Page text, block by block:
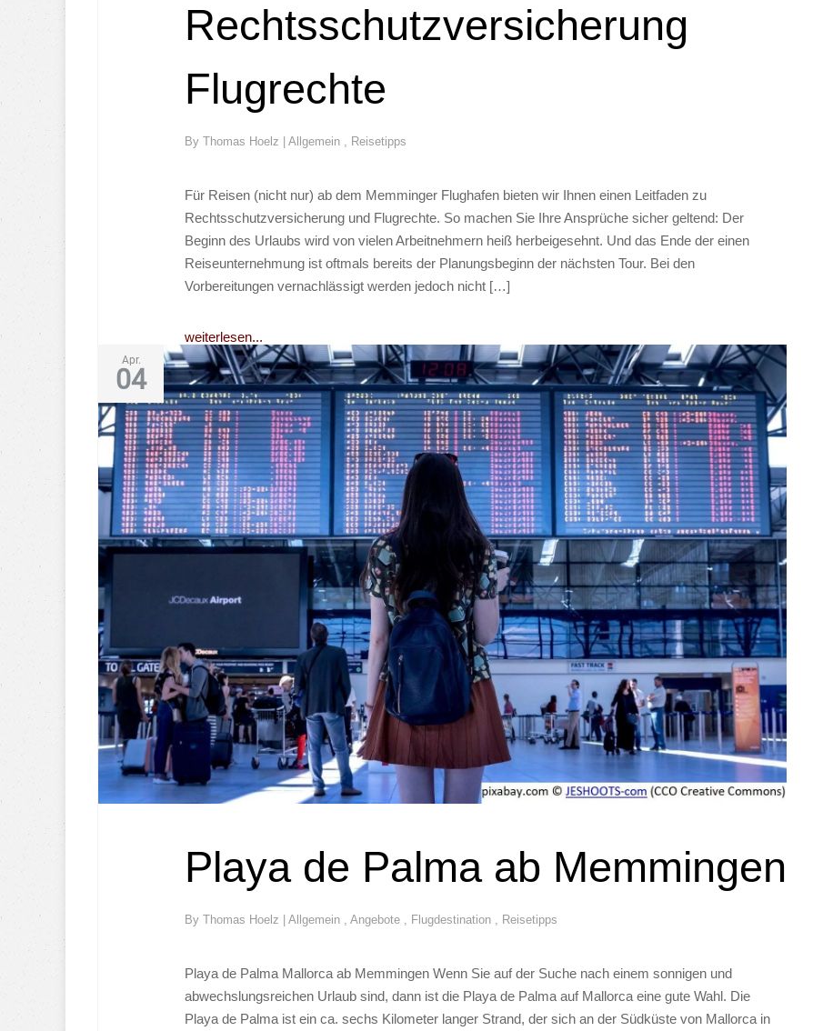
Rechtsschutzversicherung
Flugrechte
By Thomas Hoelz Allgemein , Reisetipps
Für Reisen (nicht nur) ab dem Memminger Flughafen bieten wir Ihnen einen Leitfaden zu
Rechtsschutzversicherung und Flugrechte. So machen Sie Ihre Ansprüche sicher geltend: Der
Beginn des Urlaubs wird von vielen Arbeitnehmern heiß herbeigesehnt. Und das Ende der einen
Reiseunternehmung ist oftmals bereits der Planungsbeginn der nächsten Tour. Bei den
Vorbereitungen vernachlässigt werden jedoch nicht […]
weiterlesen...
Apr.
04
Playa de Palma ab Memmingen
By Thomas Hoelz Allgemein , Angebote , Flugdestination , Reisetipps
Playa de Palma Mallorca ab Memmingen Wenn Sie auf der Suche nach einem sonnigen und
abwechslungsreichen Urlaub sind, dann ist die Playa de Palma auf Mallorca eine gute Wahl. Die
Playa de Palma ist ein ca. sechs Kilometer langer Strand, der sich an der Südküste von Mallorca in